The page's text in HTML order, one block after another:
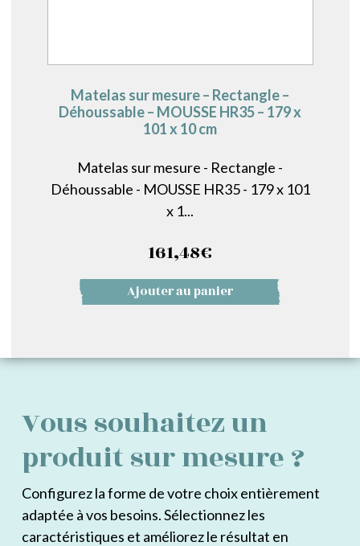
Matelas sur mesure – Rectangle –
Déhoussable – MOUSSE HR35 – 179 x
101 x 10 cm
Matelas sur mesure - Rectangle -
Déhoussable - MOUSSE HR35 - 179 x 101
x 1...
161,48€
Ajouter au panier
Vous souhaitez un
produit sur mesure ?
Configurez la forme de votre choix entièrement
adaptée à vos besoins. Sélectionnez les
caractéristiques et améliorez le résultat en